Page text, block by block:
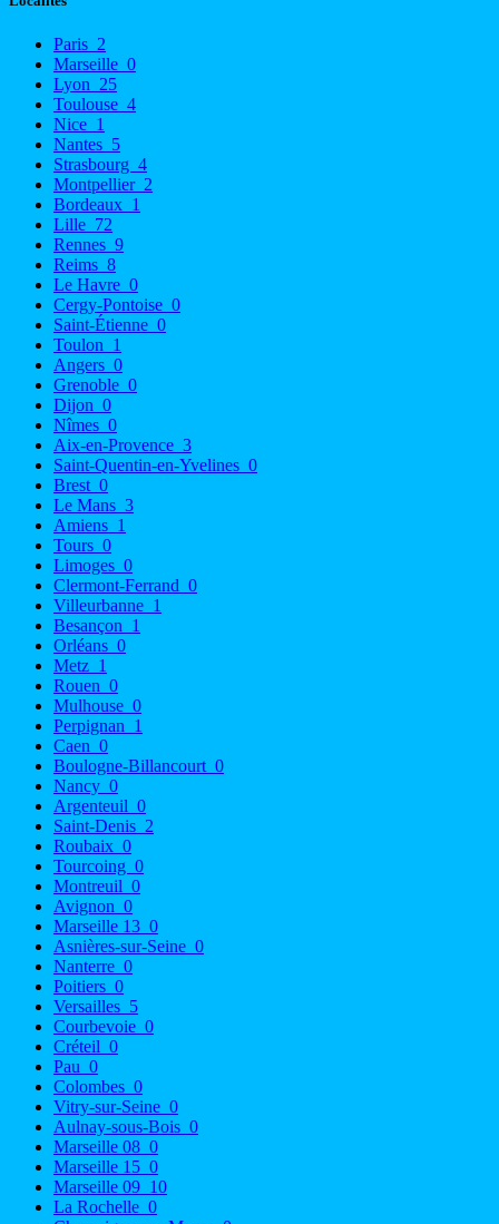
Paris 2
Marseille 0
Lyon 25
Toulouse 4
Nice 1
Nantes 5
Strasbourg 4
Montpellier 2
Bordeaux 1
Lille 72
Rennes 9
Reims 8
Le Havre 0
Cergy-Pontoise 0
Saint-Étienne 0
Toulon 1
Angers 0
Grenoble 0
Dijon 0
Nîmes 0
Aix-en-Provence 3
Saint-Quentin-en-Yvelines 0
Brest 0
Le Mans 3
Amiens 1
Tours 0
Limoges 0
Clermont-Ferrand 0
Villeurbanne 1
Besançon 1
Orléans 0
Metz 1
Rouen 0
Mulhouse 0
Perpignan 1
Caen 0
Boulogne-Billancourt 0
Nancy 0
Argenteuil 0
Saint-Denis 2
Roubaix 0
Tourcoing 0
Montreuil 0
Avignon 0
Marseille 13 0
Asnières-sur-Seine 0
Nanterre 0
Poitiers 0
Versailles 5
Courbevoie 0
Créteil 0
Pau 0
Colombes 0
Vitry-sur-Seine 0
Aulnay-sous-Bois 0
Marseille 08 0
Marseille 15 0
Marseille 09 10
La Rochelle 0